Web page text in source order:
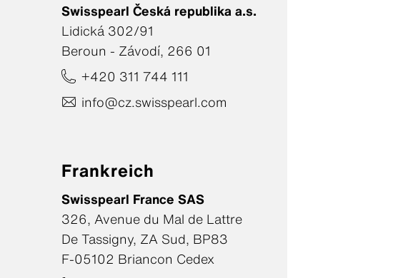
Swisspearl Česká republika a.s.
Lidická 302/91
Beroun - Závodí, 266 01
+420 311 744 111
info@cz.swisspearl.com
Frankreich
Swisspearl France SAS
326, Avenue du Mal de Lattre
De Tassigny, ZA Sud, BP83
F-05102 Briancon Cedex